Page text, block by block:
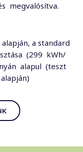
megvalósítva.
a standard
(299 kWh/
alapul (teszt